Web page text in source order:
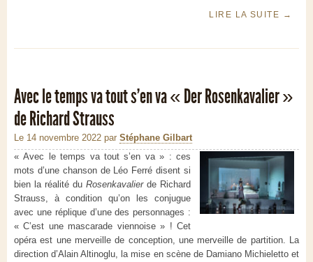
LIRE LA SUITE →
Avec le temps va tout s’en va « Der Rosenkavalier »
de Richard Strauss
Le 14 novembre 2022 par Stéphane Gilbart
« Avec le temps va tout s’en va » : ces
mots d’une chanson de Léo Ferré disent si
bien la réalité du Rosenkavalierde Richard
Strauss, à condition qu’on les conjugue
avec une réplique d’une des personnages :
« C’est une mascarade viennoise » ! Cet
opéra est une merveille de conception, une merveille de partition. La
direction d’Alain Altinoglu, la mise en scène de Damiano Michieletto et